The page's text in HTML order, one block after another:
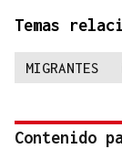
Temas
MIGRANTES
Contenido